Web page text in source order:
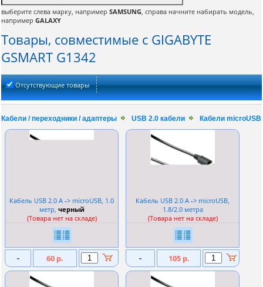
выберите слева марку, например SAMSUNG, справа начните набирать модель,
например GALAXY
Товары, совместимые с GIGABYTE
GSMART G1342
Отсутствующие товары
Кабели / переходники / адаптеры USB 2.0 кабели Кабели microUSB
Кабель USB 2.0 A -> microUSB, 1.0
метр, черный
(Товара нет на складе)
- 60 р.
Кабель USB 2.0 A -> microUSB,
1.8/2.0 метра
(Товара нет на складе)
- 105 р.